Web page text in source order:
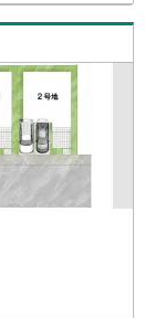
ご提案「自分ら
ンティアで叶
付中です